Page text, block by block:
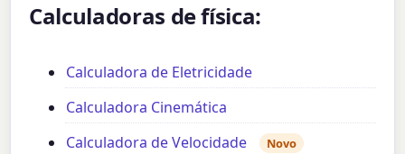
Calculadoras de física:
Calculadora de Eletricidade
Calculadora Cinemática
Calculadora de Velocidade
Novo